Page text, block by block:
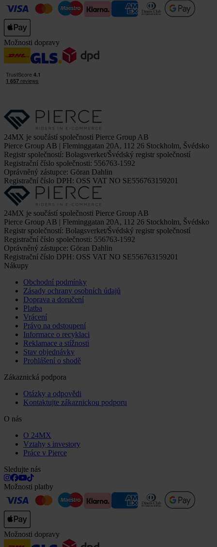
Možnosti dopravy
24MX je součástí společnosti Pierce Group AB
Pierce Group AB | Fleminggatan 20A, 112 26 Stockholm, Švédsko
Registr společností: Bolagsverket/Švédský registr společností
Registrační číslo společnosti: 556763-1592
Oprávněný zástupce: Göran Dahlin
Registrační číslo DPH: OSS VAT NO SE556763159201
24MX je součástí společnosti Pierce Group AB
Pierce Group AB | Fleminggatan 20A, 112 26 Stockholm, Švédsko
Registr společností: Bolagsverket/Švédský registr společností
Registrační číslo společnosti: 556763-1592
Oprávněný zástupce: Göran Dahlin
Registrační číslo DPH: OSS VAT NO SE556763159201
Nákupy
Obchodní podmínky
Zásady ochrany osobních údajů
Doprava a doručení
Platba
Vrácení
Právo na odstoupení
Informace o recyklaci
Reklamace a stížnosti
Stav objednávky
Prohlášení o shodě
Zákaznická podpora
Otázky a odpovědi
Kontaktujte zákaznickou podporu
O nás
O 24MX
Vztahy s investory
Práce v Pierce
Sledujte nás
Možnosti platby
Možnosti dopravy